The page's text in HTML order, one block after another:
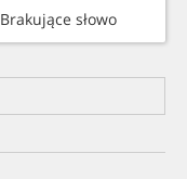
Brakujące słowo